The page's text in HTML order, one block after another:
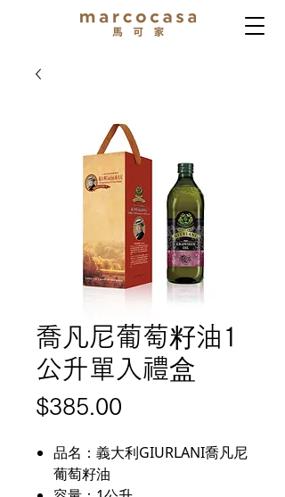
喬凡尼葡萄籽油1
公升單入禮盒
$385.00
品名：義大利GIURLANI喬凡尼
葡萄籽油